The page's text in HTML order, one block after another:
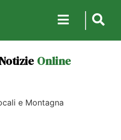
Online
e Montagna